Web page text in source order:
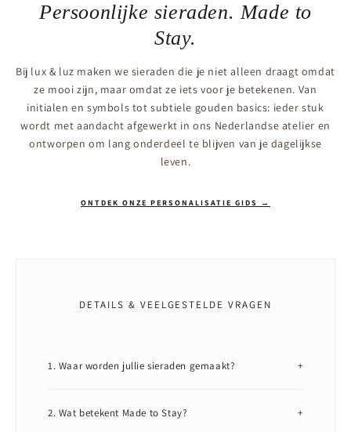
Persoonlijke sieraden. Made to
Stay.
Bij lux & luz maken we sieraden die je niet alleen draagt omdat
ze mooi zijn, maar omdat ze iets voor je betekenen. Van
initialen en symbols tot subtiele gouden basics: ieder stuk
wordt met aandacht afgewerkt in ons Nederlandse atelier en
ontworpen om lang onderdeel te blijven van je dagelijkse
leven.
ONTDEK ONZE PERSONALISATIE GIDS →
DETAILS & VEELGESTELDE VRAGEN
1. Waar worden jullie sieraden gemaakt? +
2. Wat betekent Made to Stay? +